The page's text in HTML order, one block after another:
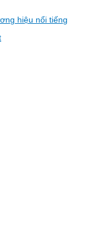
hiệu nổi tiếng